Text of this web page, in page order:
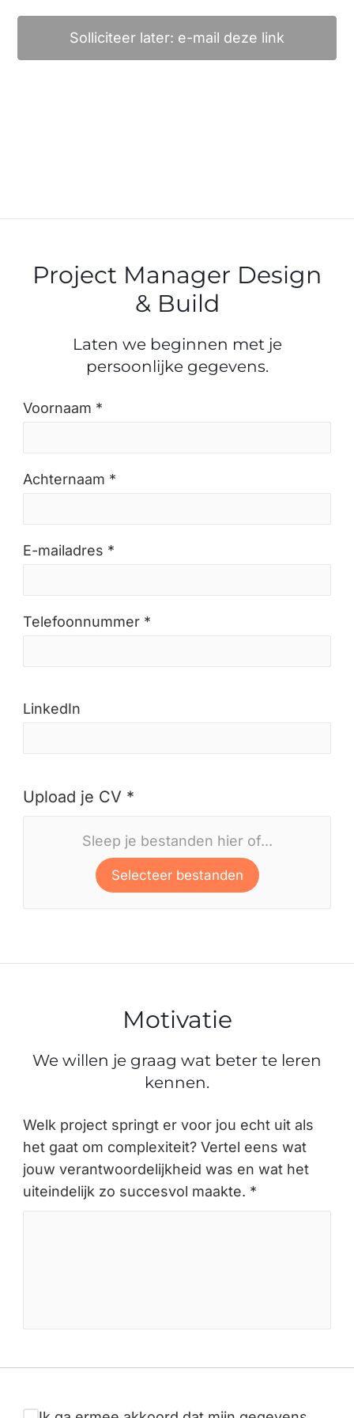
Solliciteer later: e-mail deze link
Project Manager Design
& Build
Laten we beginnen met je
persoonlijke gegevens.
Voornaam *
Achternaam *
E-mailadres *
Telefoonnummer *
LinkedIn
Upload je CV *
Sleep je bestanden hier of...
Selecteer bestanden
Motivatie
We willen je graag wat beter te leren
kennen.
Welk project springt er voor jou echt uit als
het gaat om complexiteit? Vertel eens wat
jouw verantwoordelijkheid was en wat het
uiteindelijk zo succesvol maakte. *